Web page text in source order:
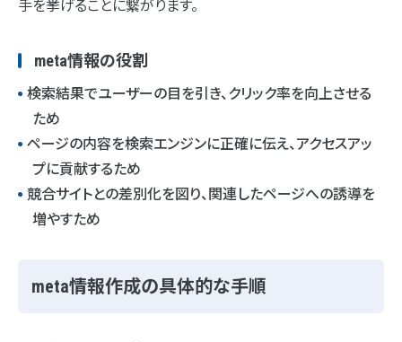
手を挙げることに繋がります。
meta情報の役割
検索結果でユーザーの目を引き、クリック率を向上させる
ため
ページの内容を検索エンジンに正確に伝え、アクセスアッ
プに貢献するため
競合サイトとの差別化を図り、関連したページへの誘導を
増やすため
meta情報作成の具体的な手順